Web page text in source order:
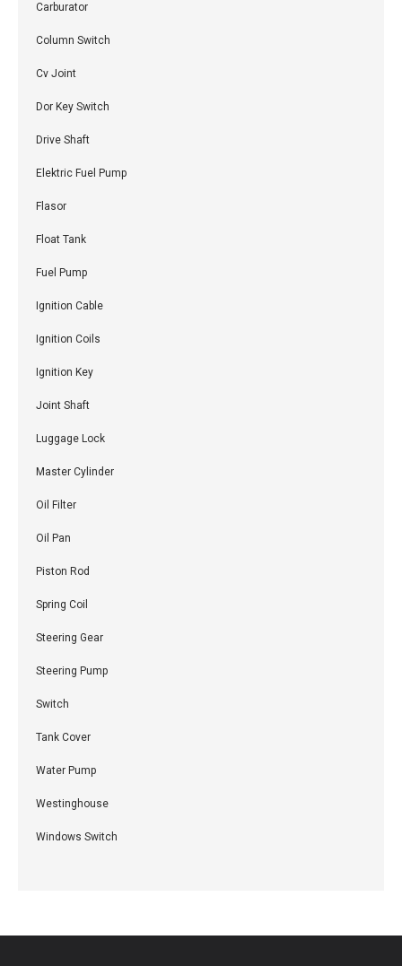
Carburator
Column Switch
Cv Joint
Dor Key Switch
Drive Shaft
Elektric Fuel Pump
Flasor
Float Tank
Fuel Pump
Ignition Cable
Ignition Coils
Ignition Key
Joint Shaft
Luggage Lock
Master Cylinder
Oil Filter
Oil Pan
Piston Rod
Spring Coil
Steering Gear
Steering Pump
Switch
Tank Cover
Water Pump
Westinghouse
Windows Switch